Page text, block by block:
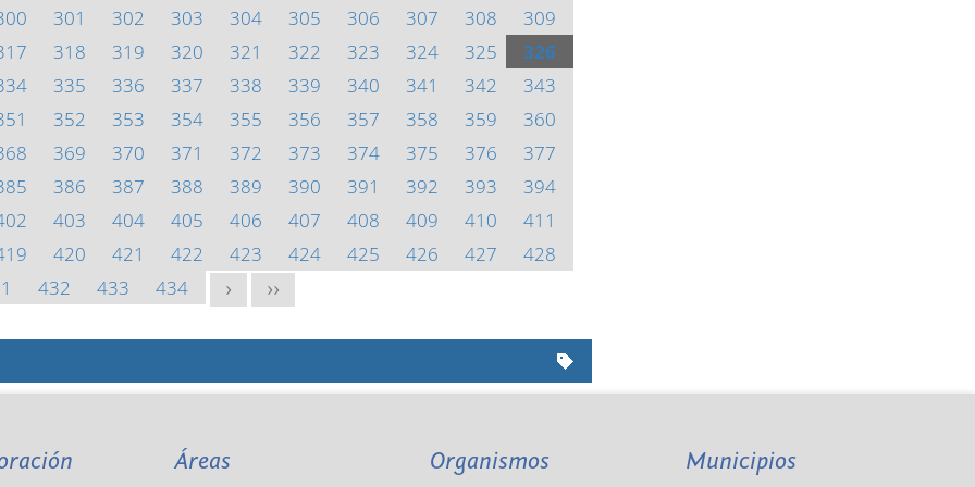
301 302 303 304 305 306 307 308
309
318 319 320 321 322 323 324 325
326
335 336 337 338 339 340 341 342
343
352 353 354 355 356 357 358 359
360
369 370 371 372 373 374 375 376
377
386 387 388 389 390 391 392 393
394
403 404 405 406 407 408 409 410
411
420 421 422 423 424 425 426 427
428
432 433 434 > >>
Áreas Organismos Municipios